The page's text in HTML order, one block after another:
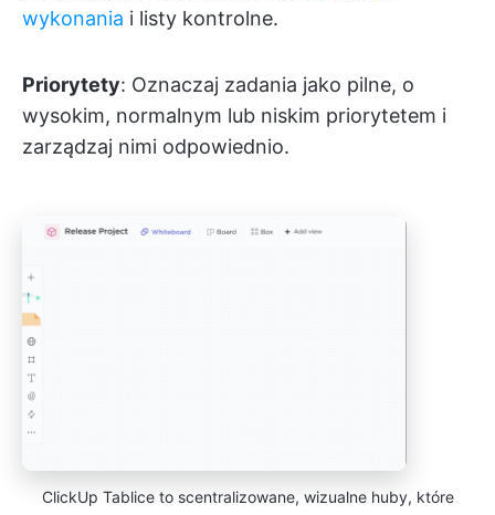
wykonania i listy kontrolne.
Priorytety: Oznaczaj zadania jako pilne, o
wysokim, normalnym lub niskim priorytetem i
zarządzaj nimi odpowiednio.
ClickUp Tablice to scentralizowane, wizualne huby, które